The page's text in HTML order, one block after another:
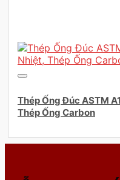
Thép Ống Đúc ASTM
Thép Ống Carbon